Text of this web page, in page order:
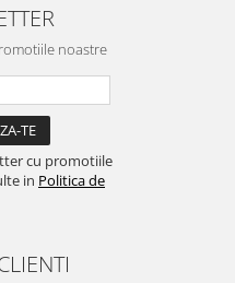
noastre
cu promotiile
in Politica de